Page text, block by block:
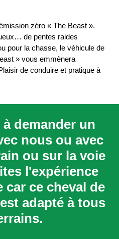
travail
zéro « The Beast ».
de pentes raides
pour la chasse, le véhicule de
» vous emmènera
de conduire et pratique à
demander un
nous ou avec
ou sur la voie
l'expérience
car ce cheval de
adapté à tous